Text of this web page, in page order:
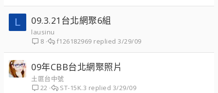
L 09.3.21台北網聚6組
lausinu
8
3/29/09
f126182969
09年CBB台北網聚照片
土匪台中號
22
3/29/09
ST-15K.3